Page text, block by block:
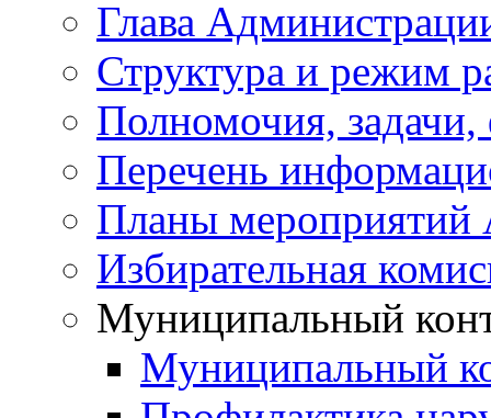
Глава
Структура и режим
Полномочия,
Перечень
Планы мероприятий
Избирательная
Муниципальный
Муниципальный